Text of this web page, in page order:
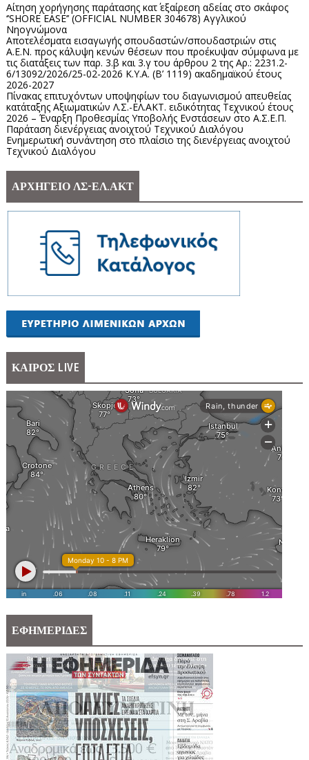
Αίτηση χορήγησης παράτασης κατ΄ εξαίρεση αδείας στο σκάφος
‘’SHORE EASE’’ (OFFICIAL NUMBER 304678) Αγγλικού
Νηογνώμονα
Αποτελέσματα εισαγωγής σπουδαστών/σπουδαστριών στις
Α.Ε.Ν. προς κάλυψη κενών θέσεων που προέκυψαν σύμφωνα με
τις διατάξεις των παρ. 3.β και 3.γ του άρθρου 2 της Αρ.: 2231.2-
6/13092/2026/25-02-2026 Κ.Υ.Α. (Β’ 1119) ακαδημαϊκού έτους
2026-2027
Πίνακας επιτυχόντων υποψηφίων του διαγωνισμού απευθείας
κατάταξης Αξιωματικών Λ.Σ.-ΕΛ.ΑΚΤ. ειδικότητας Τεχνικού έτους
2026 – Έναρξη Προθεσμίας Υποβολής Ενστάσεων στο Α.Σ.Ε.Π.
Παράταση διενέργειας ανοιχτού Τεχνικού Διαλόγου
Ενημερωτική συνάντηση στο πλαίσιο της διενέργειας ανοιχτού
Τεχνικού Διαλόγου
ΑΡΧΗΓΕΙΟ ΛΣ-ΕΛ.ΑΚΤ
ΚΑΙΡΟΣ LIVE
ΕΦΗΜΕΡΙΔΕΣ